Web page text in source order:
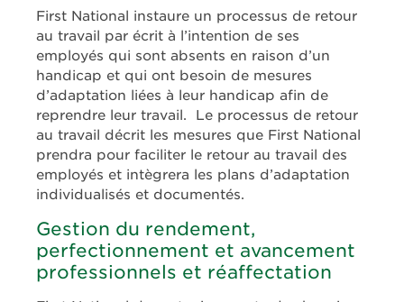
First National instaure un processus de retour
au travail par écrit à l’intention de ses
employés qui sont absents en raison d’un
handicap et qui ont besoin de mesures
d’adaptation liées à leur handicap afin de
reprendre leur travail. Le processus de retour
au travail décrit les mesures que First National
prendra pour faciliter le retour au travail des
employés et intègrera les plans d’adaptation
individualisés et documentés.
Gestion du rendement,
perfectionnement et avancement
professionnels et réaffectation